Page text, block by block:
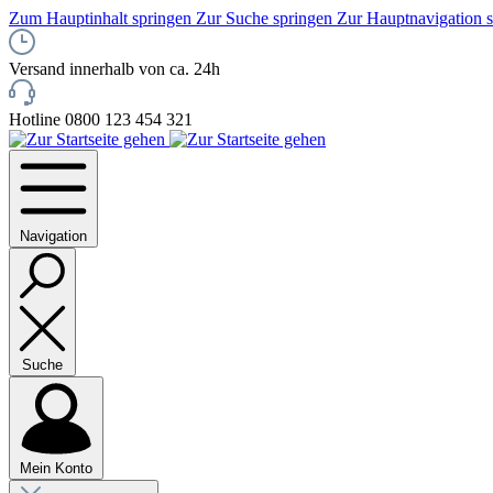
Zum Hauptinhalt springen Zur Suche springen Zur Hauptnavigation
Versand innerhalb von ca. 24h
Hotline 0800 123 454 321
Navigation
Suche
Mein Konto